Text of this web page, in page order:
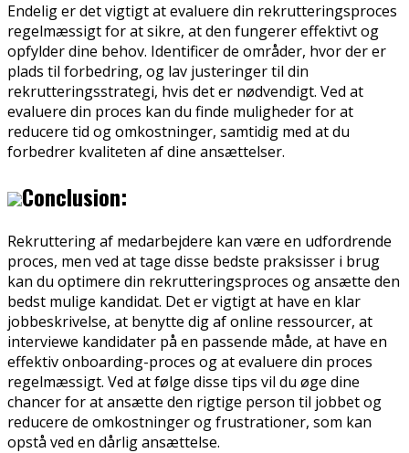
Endelig er det vigtigt at evaluere din rekrutteringsproces
regelmæssigt for at sikre, at den fungerer effektivt og
opfylder dine behov. Identificer de områder, hvor der er
plads til forbedring, og lav justeringer til din
rekrutteringsstrategi, hvis det er nødvendigt. Ved at
evaluere din proces kan du finde muligheder for at
reducere tid og omkostninger, samtidig med at du
forbedrer kvaliteten af dine ansættelser.
Conclusion:
Rekruttering af medarbejdere kan være en udfordrende
proces, men ved at tage disse bedste praksisser i brug
kan du optimere din rekrutteringsproces og ansætte den
bedst mulige kandidat. Det er vigtigt at have en klar
jobbeskrivelse, at benytte dig af online ressourcer, at
interviewe kandidater på en passende måde, at have en
effektiv onboarding-proces og at evaluere din proces
regelmæssigt. Ved at følge disse tips vil du øge dine
chancer for at ansætte den rigtige person til jobbet og
reducere de omkostninger og frustrationer, som kan
opstå ved en dårlig ansættelse.